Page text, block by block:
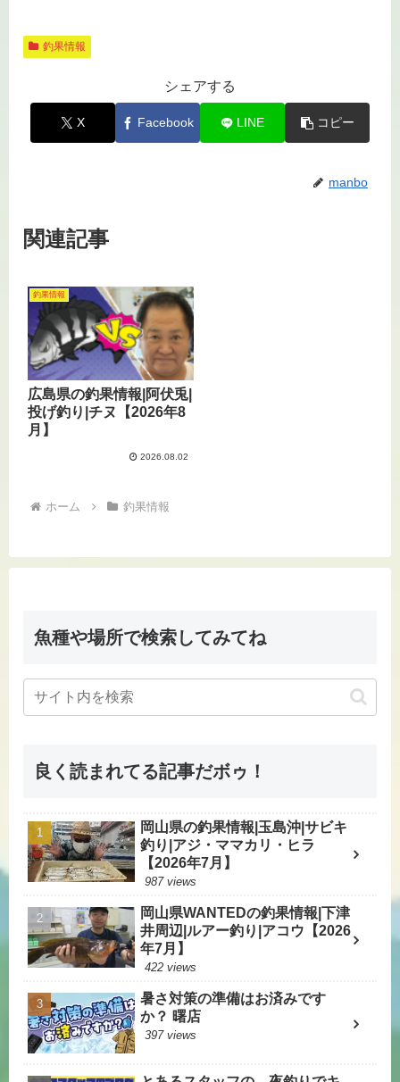
釣果情報
シェアする
X Facebook LINE コピー
manbo
関連記事
釣果情報
広島県の釣果情報|阿伏兎|
投げ釣り|チヌ【2026年8
月】
2026.08.02
ホーム 釣果情報
魚種や場所で検索してみてね
良く読まれてる記事だボゥ！
岡山県の釣果情報|玉島沖|サビキ
釣り|アジ・ママカリ・ヒラ
【2026年7月】
987 views
岡山県WANTEDの釣果情報|下津
井周辺|ルアー釣り|アコウ【2026
年7月】
422 views
暑さ対策の準備はお済みです
か？ 曙店
397 views